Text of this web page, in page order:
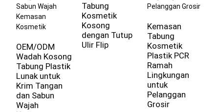
OEM/ODM
Wadah Kosong
Tabung Plastik
Lunak untuk
Krim Tangan
dan Sabun
Wajah
Tabung
Kosmetik
Kosong
dengan Tutup
Ulir Flip
Kemasan
Tabung
Kosmetik
Plastik PCR
Ramah
Lingkungan
untuk
Pelanggan
Grosir